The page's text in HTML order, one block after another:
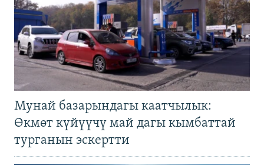
Мунай базарындагы каатчылык:
Өкмөт күйүүчү май дагы кымбаттай
турганын эскертти